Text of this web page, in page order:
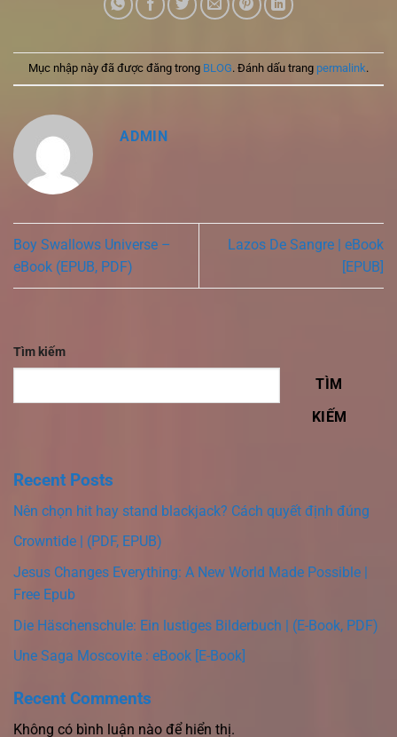
Mục nhập này đã được đăng trong BLOG. Đánh dấu trang permalink.
ADMIN
Boy Swallows Universe –
eBook (EPUB, PDF)
Lazos De Sangre | eBook
[EPUB]
Tìm kiếm
TÌM
KIẾM
Recent Posts
Nên chọn hit hay stand blackjack? Cách quyết định đúng
Crowntide | (PDF, EPUB)
Jesus Changes Everything: A New World Made Possible |
Free Epub
Die Häschenschule: Ein lustiges Bilderbuch | (E-Book, PDF)
Une Saga Moscovite : eBook [E-Book]
Recent Comments
Không có bình luận nào để hiển thị.